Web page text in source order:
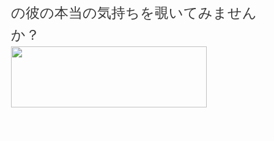
の彼の本当の気持ちを覗いてみません
か？